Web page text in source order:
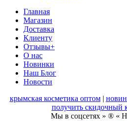
Главная
Магазин
Доставка
Клиенту
Отзывы+
О нас
Новинки
Наш Блог
Новости
крымская косметика оптом|
получить скидочный
Мы в соцсетях » ® «